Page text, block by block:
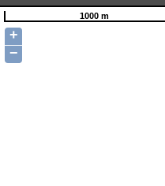
1000 m
+
−